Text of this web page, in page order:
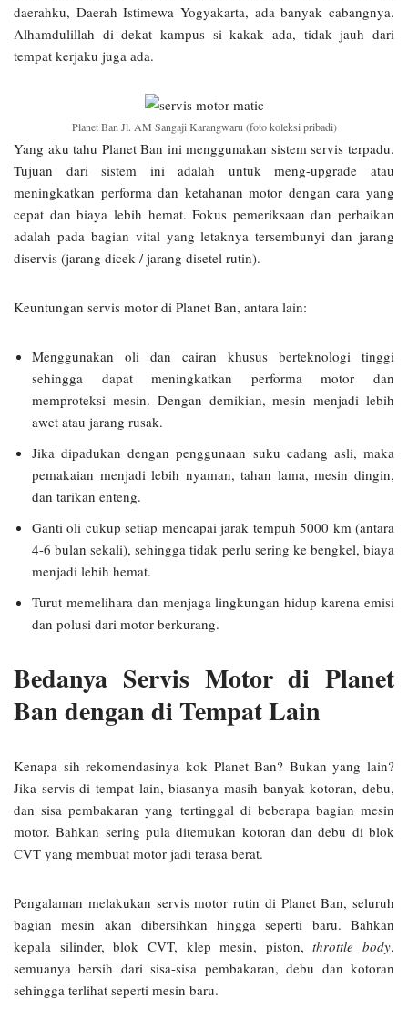
daerahku, Daerah Istimewa Yogyakarta, ada banyak cabangnya.
Alhamdulillah di dekat kampus si kakak ada, tidak jauh dari
tempat kerjaku juga ada.
Planet Ban Jl. AM Sangaji Karangwaru (foto koleksi pribadi)
Yang aku tahu Planet Ban ini menggunakan sistem servis terpadu.
Tujuan dari sistem ini adalah untuk meng-upgrade atau
meningkatkan performa dan ketahanan motor dengan cara yang
cepat dan biaya lebih hemat. Fokus pemeriksaan dan perbaikan
adalah pada bagian vital yang letaknya tersembunyi dan jarang
diservis (jarang dicek / jarang disetel rutin).
Keuntungan servis motor di Planet Ban, antara lain:
Menggunakan oli dan cairan khusus berteknologi tinggi
sehingga dapat meningkatkan performa motor dan
memproteksi mesin. Dengan demikian, mesin menjadi lebih
awet atau jarang rusak.
Jika dipadukan dengan penggunaan suku cadang asli, maka
pemakaian menjadi lebih nyaman, tahan lama, mesin dingin,
dan tarikan enteng.
Ganti oli cukup setiap mencapai jarak tempuh 5000 km (antara
4-6 bulan sekali), sehingga tidak perlu sering ke bengkel, biaya
menjadi lebih hemat.
Turut memelihara dan menjaga lingkungan hidup karena emisi
dan polusi dari motor berkurang.
Bedanya Servis Motor di Planet
Ban dengan di Tempat Lain
Kenapa sih rekomendasinya kok Planet Ban? Bukan yang lain?
Jika servis di tempat lain, biasanya masih banyak kotoran, debu,
dan sisa pembakaran yang tertinggal di beberapa bagian mesin
motor. Bahkan sering pula ditemukan kotoran dan debu di blok
CVT yang membuat motor jadi terasa berat.
Pengalaman melakukan servis motor rutin di Planet Ban, seluruh
bagian mesin akan dibersihkan hingga seperti baru. Bahkan
kepala silinder, blok CVT, klep mesin, piston,throttle body,
semuanya bersih dari sisa-sisa pembakaran, debu dan kotoran
sehingga terlihat seperti mesin baru.